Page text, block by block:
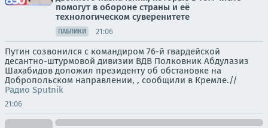
помогут в обороне страны и её
технологическом суверенитете
ПАБЛИКИ 21:06
Путин созвонился с командиром 76-й гвардейской
десантно-штурмовой дивизии ВДВ Полковник Абдулазиз
Шахабидов доложил президенту об обстановке на
Добропольском направлении, , сообщили в Кремле.//
Радио Sputnik
21:06